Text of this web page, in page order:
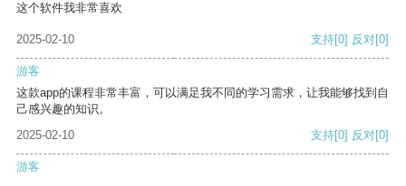
这个软件我非常喜欢
2025-02-10 支持[0] 反对[0]
游客
这款app的课程非常丰富，可以满足我不同的学习需求，让我能够找到自
己感兴趣的知识。
2025-02-10
支持[0] 反对[0]
游客